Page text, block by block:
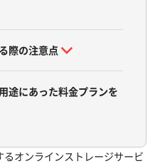
際の注意点
途にあった料金プランを
オンラインストレージサービ